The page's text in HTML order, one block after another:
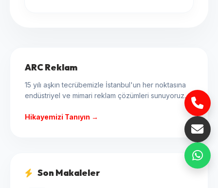
ARC Reklam
15 yılı aşkın tecrübemizle İstanbul'un her noktasına
endüstriyel ve mimari reklam çözümleri sunuyoruz.
Hikayemizi Tanıyın →
Son Makaleler